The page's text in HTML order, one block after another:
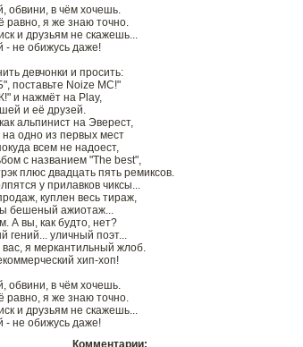
обвини, в чём хочешь.
равно, я же знаю точно.
и друзьям не скажешь...
- не обижусь даже!
девчонки и просить:
поставьте Noize MC!"
и нажмёт на Play,
и её друзей.
альпинист на Эверест,
одно из первых мест
всем не надоест,
с названием "The best",
плюс двадцать пять ремиксов.
у прилавков чиксы...
куплен весь тираж,
бешеный ажиотаж...
А вы, как будто, нет?
гений... уличный поэт...
вас, я меркантильный жлоб.
хип-хоп!
обвини, в чём хочешь.
равно, я же знаю точно.
и друзьям не скажешь...
- не обижусь даже!
Комментарии: